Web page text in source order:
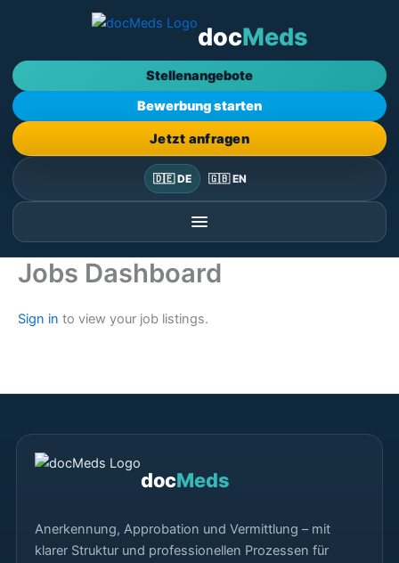
docMeds
Stellenangebote
Bewerbung starten
Jetzt anfragen
🇩🇪 DE 🇬🇧 EN
Jobs Dashboard
Sign in to view your job listings.
docMeds
Anerkennung, Approbation und Vermittlung – mit
klarer Struktur und professionellen Prozessen für